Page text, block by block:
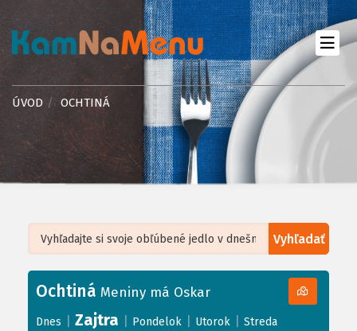
ÚVOD OCHTINÁ
Vyhľadať
+
−
Leaflet| ©OpenStreetMap, Tiles courtesy ofHumanitarian OpenStreetMap
Ochtiná Meniny má Oskar
Dnes Zajtra Pondelok Utorok Streda